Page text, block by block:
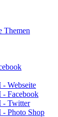
Themen
Webseite
Facebook
- Twitter
Photo Shop